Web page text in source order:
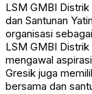
LSM GMBI
dan Santunan
organisasi
LSM GMBI
mengawal
Gresik juga
bersama dan